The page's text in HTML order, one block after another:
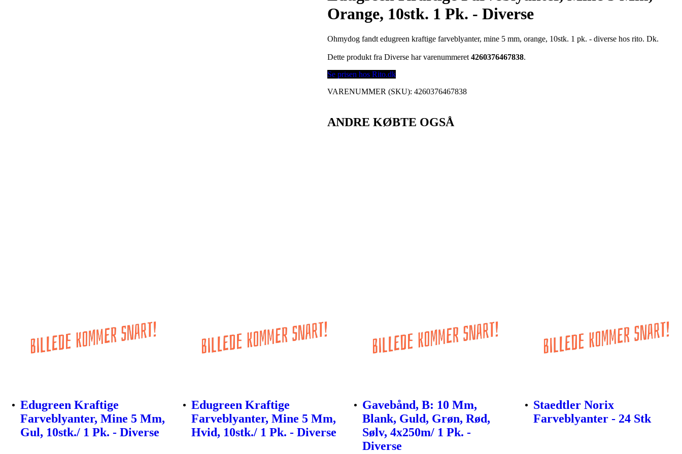
Orange, 10stk. 1 Pk. - Diverse
Ohmydog fandt edugreen kraftige farveblyanter, mine 5 mm, orange, 10stk. 1 pk. - diverse hos rito. Dk.
Dette produkt fra Diverse har varenummeret4260376467838.
Se prisen hos Rito.dk
VARENUMMER (SKU):4260376467838
ANDRE KØBTE OGSÅ
Edugreen Kraftige
Farveblyanter, Mine 5 Mm,
Gul, 10stk./ 1 Pk. - Diverse
Edugreen Kraftige
Farveblyanter, Mine 5 Mm,
Hvid, 10stk./ 1 Pk. - Diverse
Gavebånd, B: 10 Mm,
Blank, Guld, Grøn, Rød,
Sølv, 4x250m/ 1 Pk. -
Diverse
Staedtler Norix
Farveblyanter - 24 Stk